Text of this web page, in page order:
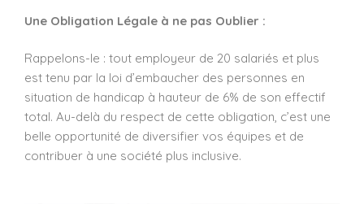
Une Obligation Légale à ne pas Oublier :
Rappelons-le : tout employeur de 20 salariés et plus
est tenu par la loi d’embaucher des personnes en
situation de handicap à hauteur de 6% de son effectif
total. Au-delà du respect de cette obligation, c’est une
belle opportunité de diversifier vos équipes et de
contribuer à une société plus inclusive.